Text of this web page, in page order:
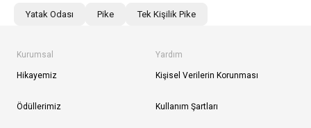
Yatak Odası Pike Tek Kişilik Pike
Kurumsal
Hikayemiz
Ödüllerimiz
Yardım
Kişisel Verilerin Korunması
Kullanım Şartları